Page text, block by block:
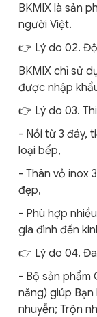
BKMIX là sản
người Việt.
👉 Lý do 02.
BKMIX chỉ sử
được nhập
👉 Lý do 03.
- Nồi từ 3 đáy,
loại bếp,
- Thân vỏ inox
đẹp,
- Phù hợp
gia đình đến
👉 Lý do 04.
- Bộ sản phẩm
năng) giúp
nhuyễn; Trộn